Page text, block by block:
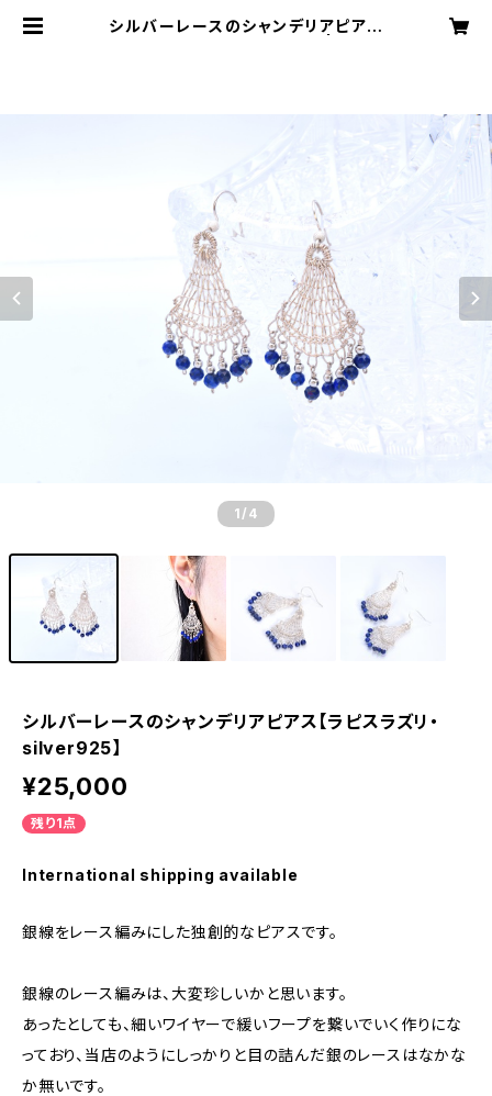
シルバーレースのシャンデリアピアス
1 /4
シルバーレースのシャンデリアピアス【ラピスラズリ・
silver925】
¥25,000
残り1点
International shipping available
銀線をレース編みにした独創的なピアスです。
銀線のレース編みは、大変珍しいかと思います。
あったとしても、細いワイヤーで緩いフープを繋いでいく作りにな
っており、当店のようにしっかりと目の詰んだ銀のレースはなかな
か無いです。